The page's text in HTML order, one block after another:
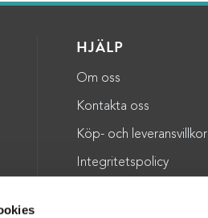
HJÄLP
Om oss
Kontakta oss
Köp- och leveransvillkor
Integritetspolicy